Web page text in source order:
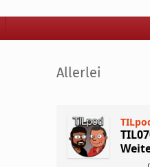
Seitenleiste
Allerlei